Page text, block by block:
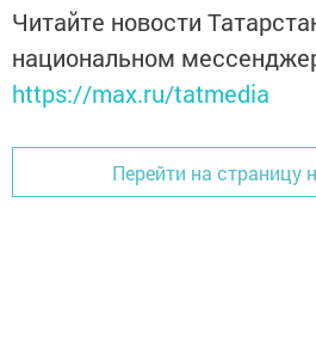
Читайте новости
национальном
https://max.ru/tatmedia
Перейти на страницу